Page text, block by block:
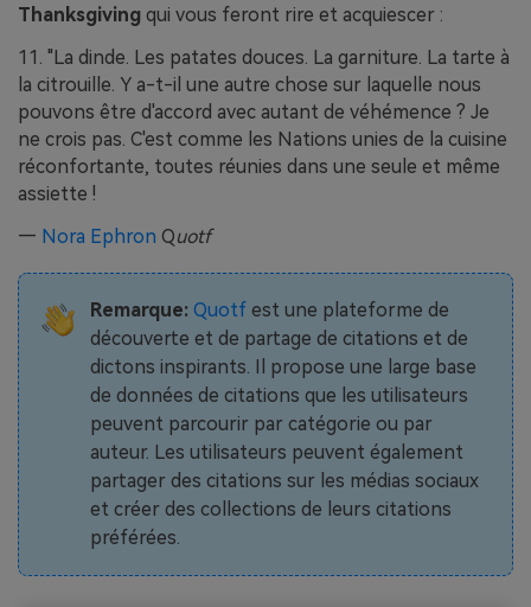
Thanksgiving qui vous feront rire et acquiescer :
11. "La dinde. Les patates douces. La garniture. La tarte à
la citrouille. Y a-t-il une autre chose sur laquelle nous
pouvons être d'accord avec autant de véhémence ? Je
ne crois pas. C'est comme les Nations unies de la cuisine
réconfortante, toutes réunies dans une seule et même
assiette !
— Nora Ephron Quotf
Remarque: Quotfest une plateforme de
découverte et de partage de citations et de
dictons inspirants. Il propose une large base
de données de citations que les utilisateurs
peuvent parcourir par catégorie ou par
auteur. Les utilisateurs peuvent également
partager des citations sur les médias sociaux
et créer des collections de leurs citations
préférées.